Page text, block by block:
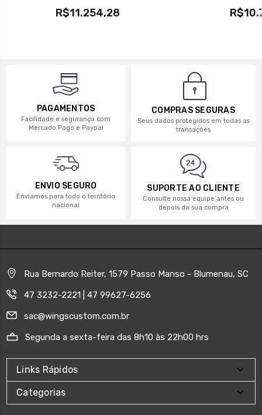
R$11.254,28
PAGAMENTOS
Facilidade e segurança com
Mercado Pago e Paypal
COMPRAS SEGURAS
Seus dados protegidos em todas as
transações
ENVIO SEGURO
Enviamos para todo o território
nacional
SUPORTE AO CLIENTE
Consulte nossa equipe antes ou
depois da sua compra
Rua Bernardo Reiter, 1579 Passo Manso - Blumenau, SC
47 3232-2221 | 47 99627-6256
sac@wingscustom.com.br
Segunda a sexta-feira das 8h10 às 22h00 hrs
Links Rápidos
Categorias